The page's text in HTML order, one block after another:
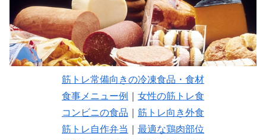
筋トレ常備向きの冷凍食品・食材
食事メニュー例
女性の筋トレ食
コンビニの食品
筋トレ向き外食
筋トレ自作弁当
最適な鶏肉部位